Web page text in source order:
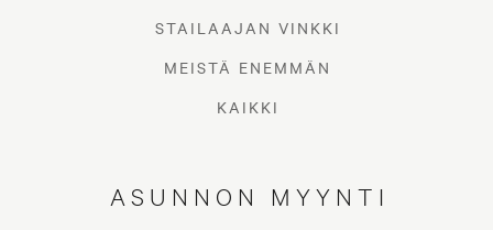
STAILAAJAN VINKKI
MEISTÄ ENEMMÄN
KAIKKI
ASUNNON MYYNTI